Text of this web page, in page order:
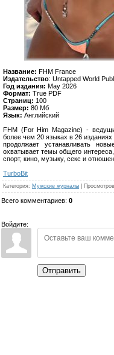
Название: FHM France
Издательство: Untapped World
Год издания: May 2026
Формат: True PDF
Страниц: 100
Размер: 80 Мб
Язык: Английский
FHM (For Him Magazine) -
более чем 20 языках в 26
продолжает устанавливать
охватывает темы общего
спорт, кино, музыку, секс и
TurbоBit
Категория: Мужские журналы Просмотров
Всего комментариев: 0
Войдите:
Отправить